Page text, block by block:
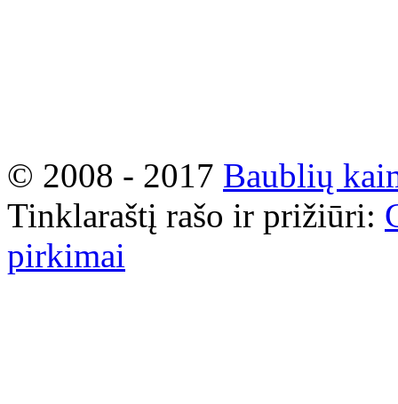
© 2008 - 2017 Baublių
Tinklaraštį rašo ir prižiūri:
pirkimai